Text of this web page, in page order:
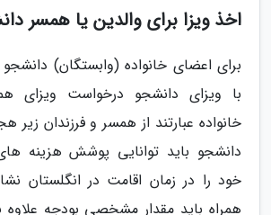
اخذ ویزا برای والدین یا همسر
برای اعضای خانواده (وابستگان)
با ویزای دانشجو درخواست ویزای
خانواده عبارتند از همسر و فرزندان
دانشجو باید توانایی پوشش هزینه
خود را در زمان اقامت در انگلستان
همراه باید مقدار مشخصی بودجه